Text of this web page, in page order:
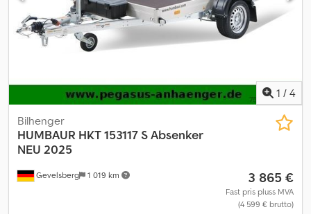
1 / 4
Gevelsberg 1 019 km
Bilhenger
HUMBAUR HKT 153117 S Absenker
NEU 2025
3 865 €
Fast pris pluss MVA
(4 599 € brutto)